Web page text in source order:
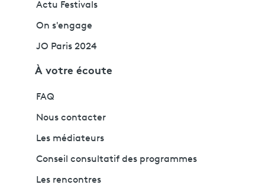
Actu Festivals
On s'engage
JO Paris 2024
À votre écoute
FAQ
Nous contacter
Les médiateurs
Conseil consultatif des programmes
Les rencontres